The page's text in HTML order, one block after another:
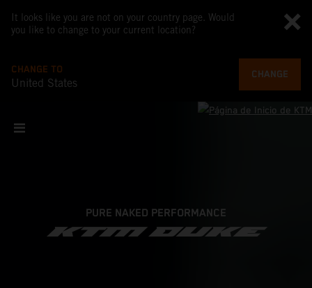
It looks like you are not on your country page. Would
you like to change to your current location?
CHANGE TO
United States
CHANGE
PURE NAKED PERFORMANCE
KTM DUKE